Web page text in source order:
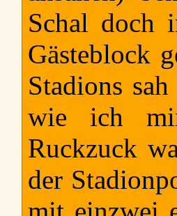
Schal doch
Gästeblock
Stadions
wie ich
Ruckzuck
der